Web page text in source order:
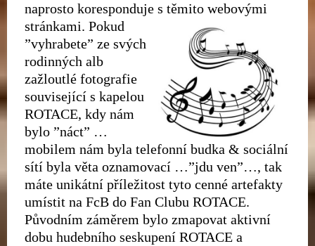
naprosto koresponduje s těmito webovými
stránkami. Pokud
”vyhrabete” ze svých
rodinných alb
zažloutlé fotografie
související s kapelou
ROTACE, kdy nám
bylo ”náct” …
mobilem nám byla telefonní budka & sociální
sítí byla věta oznamovací …”jdu ven”…, tak
máte unikátní příležitost tyto cenné artefakty
umístit na FcB do Fan Clubu ROTACE.
Původním záměrem bylo zmapovat aktivní
dobu hudebního seskupení ROTACE a